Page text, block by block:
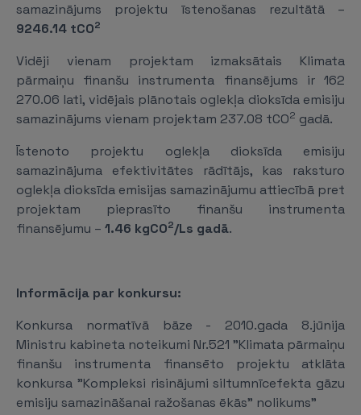
samazinājums projektu īstenošanas rezultātā –
9246.14 tCO2
Vidēji vienam projektam izmaksātais Klimata
pārmaiņu finanšu instrumenta finansējums ir 162
270.06 lati, vidējais plānotais oglekļa dioksīda emisiju
samazinājums vienam projektam 237.08 tCO2 gadā.
Īstenoto projektu oglekļa dioksīda emisiju
samazinājuma efektivitātes rādītājs, kas raksturo
oglekļa dioksīda emisijas samazinājumu attiecībā pret
projektam pieprasīto finanšu instrumenta
finansējumu – 1.46 kgCO2/Ls gadā.
Informācija par konkursu:
Konkursa normatīvā bāze - 2010.gada 8.jūnija
Ministru kabineta noteikumi Nr.521 "Klimata pārmaiņu
finanšu instrumenta finansēto projektu atklāta
konkursa "Kompleksi risinājumi siltumnīcefekta gāzu
emisiju samazināšanai ražošanas ēkās" nolikums"